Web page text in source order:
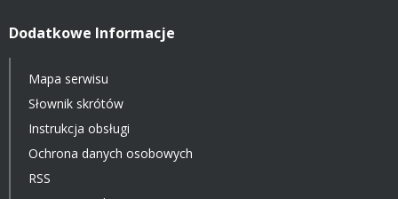
Dodatkowe Informacje
Mapa serwisu
Słownik skrótów
Instrukcja obsługi
Ochrona danych osobowych
RSS